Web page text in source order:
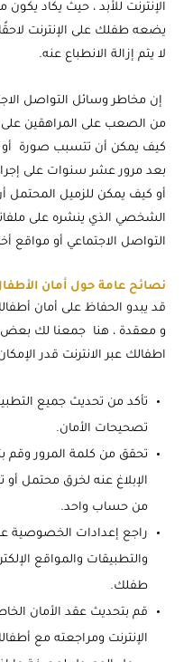
الإنترنت للأبد ، حيث يكاد
يضعه طفلك على الإنترنت
لا يتم إزالة الانطباع عنه.
إن مخاطر وسائل التواصل
من الصعب على المراهقين
كيف يمكن أن تتسبب صورة
بعد مرور عشر سنوات على
أو كيف يمكن للزميل المحتمل
الشخصي الذي ينشره على
التواصل الاجتماعي أو مواقع
نصائح عامة حول أمان
قد يبدو الحفاظ على أمان
و معقدة ، هنا جمعنا لك بعض
اطفالك عبر الانترنت قدر
تأكد من تحديث جميع
تصحيحات الأمان.
تحقق من كلمة المرور وقم
الإبلاغ عنه لخرق محتمل أو
من حساب واحد.
راجع إعدادات الخصوصية
والتطبيقات والمواقع
طفلك.
قم بتحديث عقد الأمان
الإنترنت ومراجعته مع